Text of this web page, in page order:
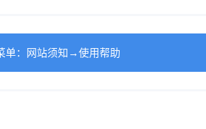
单：网站须知→使用帮助